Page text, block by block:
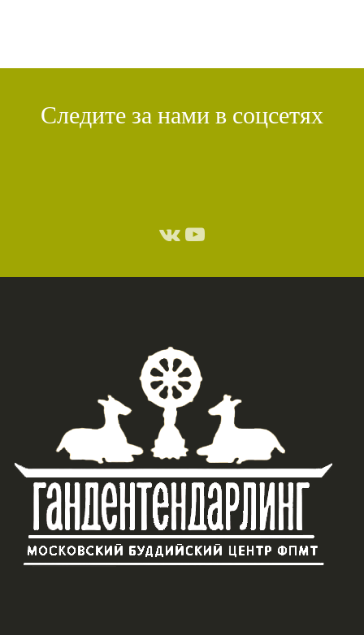
Следите за нами в соцсетях